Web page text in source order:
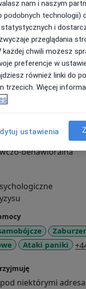
atmosferę.
spotkań
rozwijam się
poddaję regularnej
pytań -
behawioralna
Ataki paniki
niektórymi
nam i naszym
podobnych technologii)
i
przeglądania
każdej chwili możesz
preferencje w
również linki do
trzecich. Więcej
ustawienia